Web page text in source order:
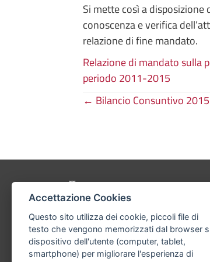
Si mette così a
conoscenza e verifica
relazione di fine mandato.
Relazione di mandato sulla
periodo 2011-2015
Posts
← Bilancio Consuntivo 2015
Pié di pagina di Comune di
Contatti
Comune di Bologna, Piazza
Accettazione Cookies
Questo sito utilizza dei cookie, piccoli file di
testo che vengono memorizzati dal browser
dispositivo dell'utente (computer, tablet,
smartphone) per migliorare l'esperienza di